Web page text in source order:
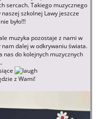
sercach. Takiego muzycznego
szkolnej Lawy jeszcze
było!!!
muzyka pozostaje z nami w
dalej w odkrywaniu świata.
nas do kolejnych muzycznych
z Wami!